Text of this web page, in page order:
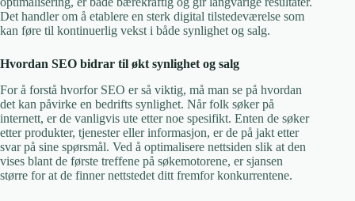
Det handler om å etablere en sterk digital tilstedeværelse som
kan føre til kontinuerlig vekst i både synlighet og salg.
Hvordan SEO bidrar til økt synlighet og salg
For å forstå hvorfor SEO er så viktig, må man se på hvordan
det kan påvirke en bedrifts synlighet. Når folk søker på
internett, er de vanligvis ute etter noe spesifikt. Enten de søker
etter produkter, tjenester eller informasjon, er de på jakt etter
svar på sine spørsmål. Ved å optimalisere nettsiden slik at den
vises blant de første treffene på søkemotorene, er sjansen
større for at de finner nettstedet ditt fremfor konkurrentene.